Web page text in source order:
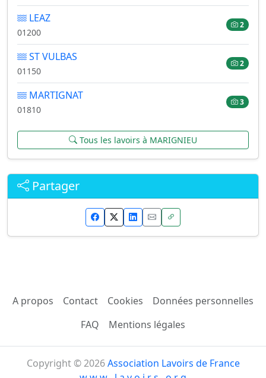
LEAZ
01200
2
ST VULBAS
01150
2
MARTIGNAT
01810
3
Tous les lavoirs à MARIGNIEU
Partager
A propos Contact Cookies
Données personnelles
FAQ
Mentions légales
Copyright © 2026Association Lavoirs de France